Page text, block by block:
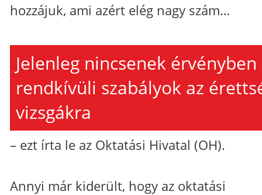
hozzájuk, ami azért elég nagy szám…
Jelenleg nincsenek érvényben
rendkívüli szabályok az
vizsgákra
– ezt írta le az Oktatási Hivatal (OH).
Annyi már kiderült, hogy az oktatási